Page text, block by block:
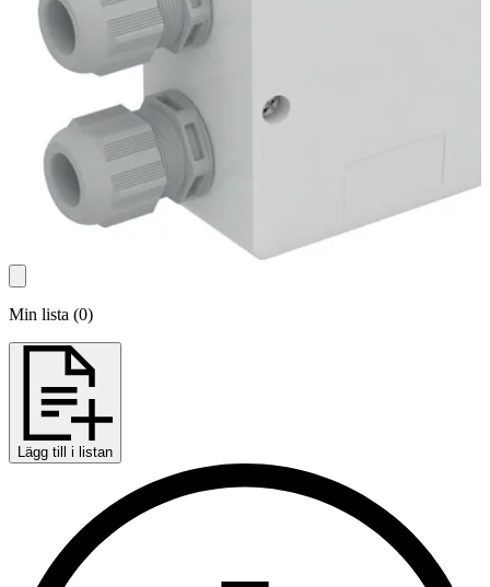
Min lista (0)
Lägg till i listan